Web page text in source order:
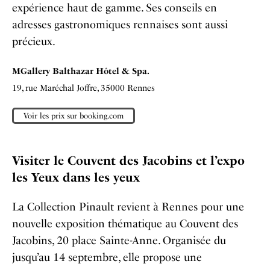
expérience haut de gamme. Ses conseils en
adresses gastronomiques rennaises sont aussi
précieux.
MGallery Balthazar Hôtel & Spa.
19, rue Maréchal Joffre,35000 Rennes
Voir les prix sur booking.com
Visiter le Couvent des Jacobins et l’expo
les Yeux dans les yeux
La Collection Pinault revient à Rennes pour une
nouvelle exposition thématique au Couvent des
Jacobins, 20 place Sainte-Anne. Organisée du
jusqu’au 14 septembre, elle propose une